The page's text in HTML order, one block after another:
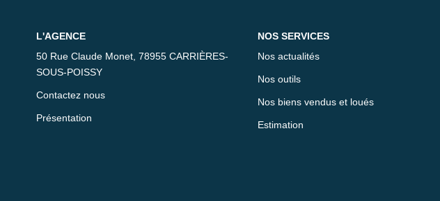
L'AGENCE
50 Rue Claude Monet, 78955 CARRIÈRES-
SOUS-POISSY
Contactez nous
Présentation
NOS SERVICES
Nos actualités
Nos outils
Nos biens vendus et loués
Estimation